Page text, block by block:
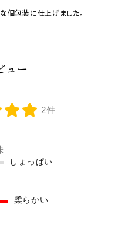
個包装に仕上げました。
ュー
2件
しょっぱい
柔らかい